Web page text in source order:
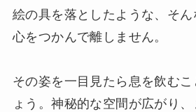
絵の具を落としたような、そ
心をつかんで離しません。
その姿を一目見たら息を飲む
ょう。神秘的な空間が広がり